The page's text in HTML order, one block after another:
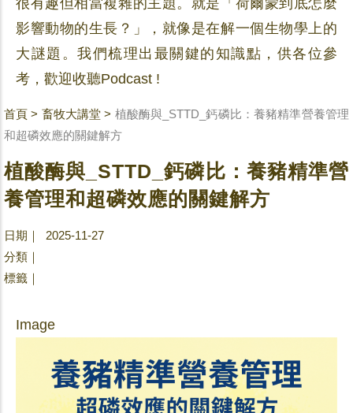
很有趣但相當複雜的主題。就是「荷爾蒙到底怎麼
影響動物的生長？」，就像是在解一個生物學上的
大謎題。我們梳理出最關鍵的知識點，供各位參
考，歡迎收聽Podcast !
首頁 > 畜牧大講堂 > 植酸酶與_STTD_鈣磷比：養豬精準營養管理
和超磷效應的關鍵解方
植酸酶與_STTD_鈣磷比：養豬精準營
養管理和超磷效應的關鍵解方
日期｜ 2025-11-27
分類｜
標籤｜
Image